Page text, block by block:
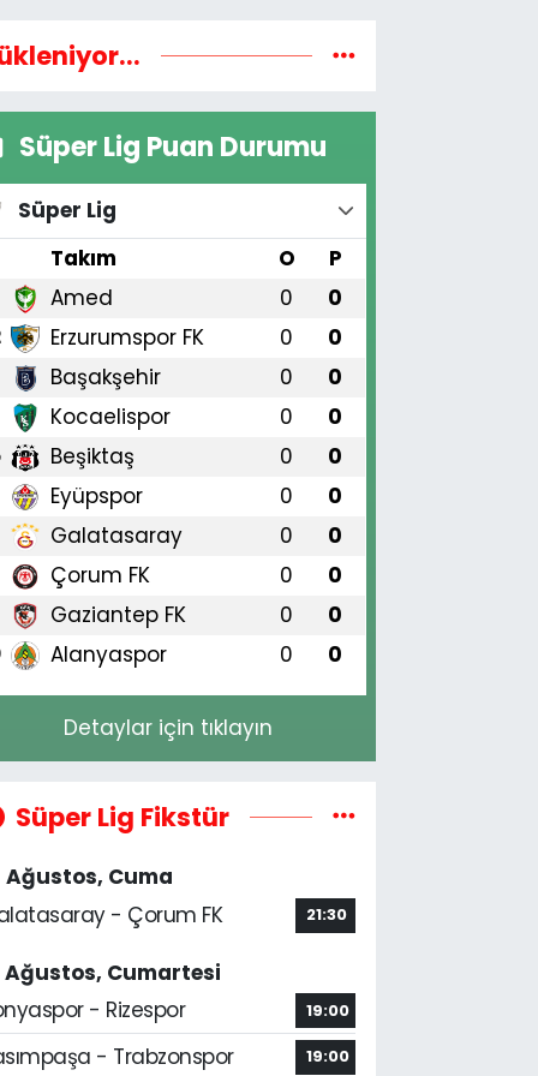
Süper Lig Puan Durumu
Süper Lig
Takım O P
Amed 0 0
Erzurumspor FK 0 0
Başakşehir 0 0
Kocaelispor 0 0
Beşiktaş 0 0
Eyüpspor 0 0
Galatasaray 0 0
Çorum FK 0 0
Gaziantep FK 0 0
Alanyaspor 0 0
Detaylar için tıklayın
Süper Lig Fikstür
Ağustos, Cuma
- Çorum FK
21:30
Ağustos, Cumartesi
- Rizespor
19:00
- Trabzonspor 19:00